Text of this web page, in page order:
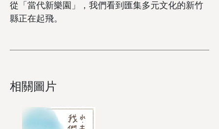
從「當代新樂園」，我們看到匯集多元文化的新竹
縣正在起飛。
相關圖片